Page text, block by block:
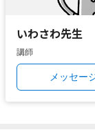
いわさわ先生
講師
メッセー